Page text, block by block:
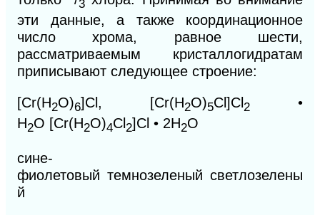
3
эти данные, а также координационное
число хрома, равное шести,
рассматриваемым кристаллогидратам
приписывают следующее строение:
[Сr(Н2O)6]Сl, [Сr(Н2O)5Сl]Сl 2 •
Н2О [Сr(Н2O)4Сl 2]Сl • 2Н2O
сине-
фиолетовый темнозеленый светлозелены
й